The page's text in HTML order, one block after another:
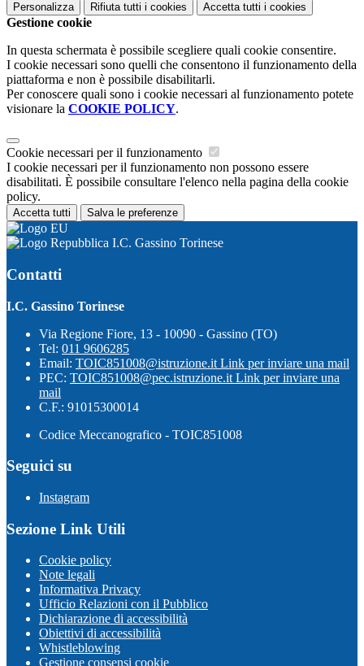
Personalizza Rifiuta tutti i cookies Accetta tutti i cookies
Gestione cookie
In questa schermata è possibile scegliere quali cookie consentire.
I cookie necessari sono quelli che consentono il funzionamento della
piattaforma e non è possibile disabilitarli.
Per conoscere quali sono i cookie necessari al funzionamento potete
visionare la COOKIE POLICY.
Cookie necessari per il funzionamento
I cookie necessari per il funzionamento non possono essere
disabilitati. È possibile consultare l'elenco nella pagina della cookie
policy.
Accetta tutti Salva le preferenze
I.C. Gassino Torinese
Contatti
I.C. Gassino Torinese
Via Regione Fiore, 13 - 10090 - Gassino (TO)
Tel: 011 9606285
Email: TOIC851008@istruzione.it Link per inviare una mail
PEC: TOIC851008@pec.istruzione.it Link per inviare una
mail
C.F.: 91015300014
Codice Meccanografico - TOIC851008
Seguici su
Instagram
Sezione Link Utili
Cookie policy
Note legali
Informativa Privacy
Ufficio Relazioni con il Pubblico
Dichiarazione di accessibilità
Obiettivi di accessibilità
Whistleblowing
Gestione consensi cookie